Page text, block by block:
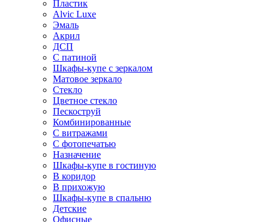
Пластик
Alvic Luxe
Эмаль
Акрил
ДСП
С патиной
Шкафы-купе с зеркалом
Матовое зеркало
Стекло
Цветное стекло
Пескоструй
Комбинированные
С витражами
С фотопечатью
Назначение
Шкафы-купе в гостиную
В коридор
В прихожую
Шкафы-купе в спальню
Детские
Офисные